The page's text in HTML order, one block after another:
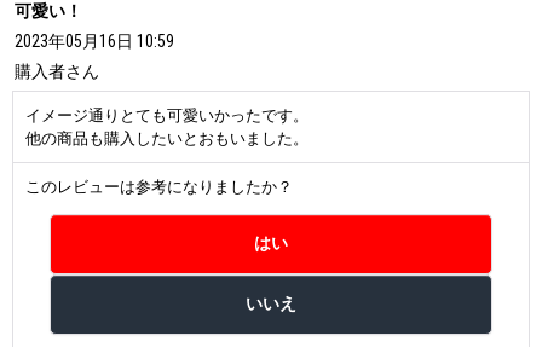
可愛い！
2023年05月16日 10:59
購入者さん
イメージ通りとても可愛いかったです。
他の商品も購入したいとおもいました。
このレビューは参考になりましたか？